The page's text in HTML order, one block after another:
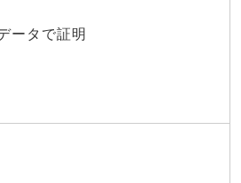
ータで証明